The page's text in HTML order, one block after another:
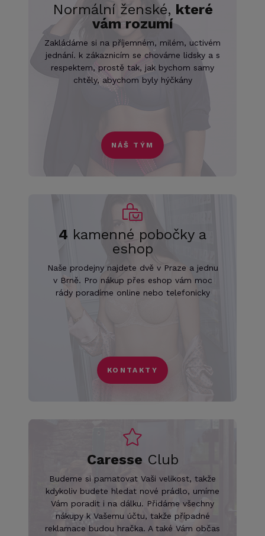
Normální ženské, které
vám rozumí
Zakládáme si na příjemném, milém, uctivém
jednání. k zákaznicím se chováme lidsky a s
respektem, prostě tak, jak bychom samy
chtěly, abychom byly hýčkány
NÁŠ TÝM
4 kamenné pobočky a
eshop
Naše prodejny najdete dvě v Praze a jednu
v Brně. Pro nákup přes eshop vám moc
rády poradíme online nebo telefonicky
KONTAKTY
Caresse Club
Budeme si pamatovat Vaši velikost, takže
kdykoliv budete hledat nové prádlo, umíme
Vám poradit i na dálku. Přidáme všechny
nákupy k Vašemu účtu, takže případné
reklamace budou hračka. A také Vám občas